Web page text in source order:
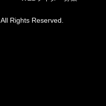
Rights Reserved.